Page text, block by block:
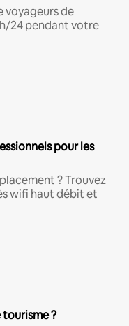
voyageurs de
24 pendant votre
pour les
? Trouvez
wifi haut débit et
tourisme ?